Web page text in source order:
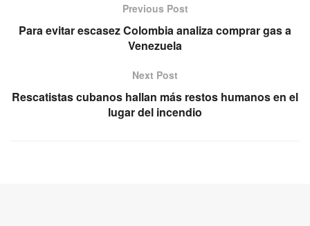
Previous Post
Para evitar escasez Colombia analiza comprar gas a
Venezuela
Next Post
Rescatistas cubanos hallan más restos humanos en el
lugar del incendio